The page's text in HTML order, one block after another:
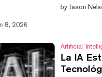
años de
by Jason
8, 2026
Artificial
La IA